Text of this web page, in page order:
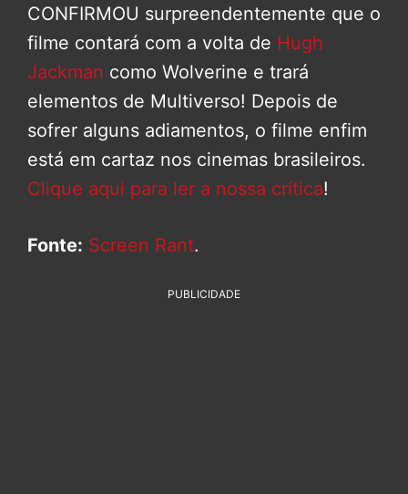
CONFIRMOU surpreendentemente que o
filme contará com a volta de Hugh
Jackman como Wolverine e trará
elementos de Multiverso! Depois de
sofrer alguns adiamentos, o filme enfim
está em cartaz nos cinemas brasileiros.
Clique aqui para ler a nossa crítica!
Fonte: Screen Rant.
PUBLICIDADE